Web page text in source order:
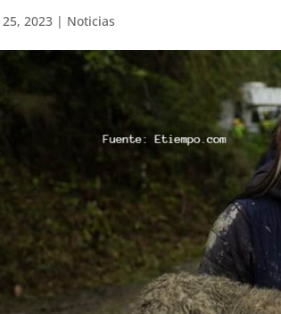
25, 2023 | Noticias